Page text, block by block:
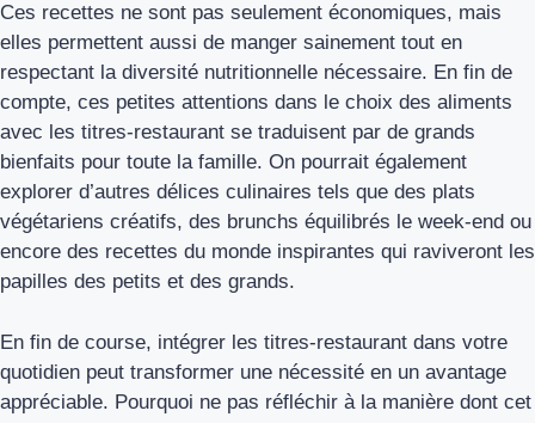
Ces recettes ne sont pas seulement économiques, mais
elles permettent aussi de manger sainement tout en
respectant la diversité nutritionnelle nécessaire. En fin de
compte, ces petites attentions dans le choix des aliments
avec les titres-restaurant se traduisent par de grands
bienfaits pour toute la famille. On pourrait également
explorer d’autres délices culinaires tels que des plats
végétariens créatifs, des brunchs équilibrés le week-end ou
encore des recettes du monde inspirantes qui raviveront les
papilles des petits et des grands.
En fin de course, intégrer les titres-restaurant dans votre
quotidien peut transformer une nécessité en un avantage
appréciable. Pourquoi ne pas réfléchir à la manière dont cet